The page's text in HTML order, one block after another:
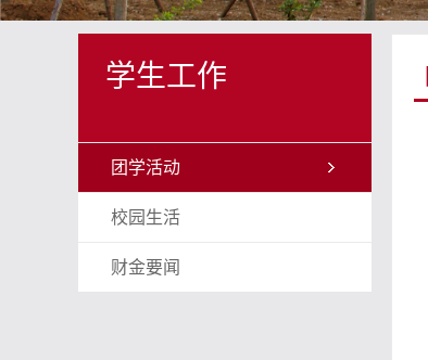
学生工作
团学活动
校园生活
财金要闻